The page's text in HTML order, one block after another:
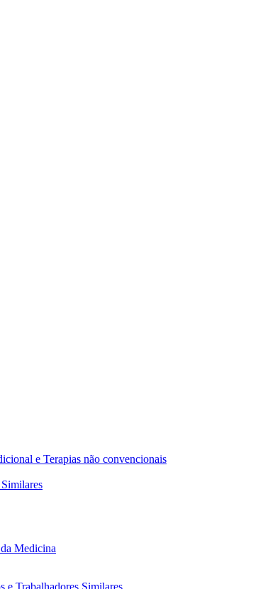
e Terapias não convencionais
Medicina
e Trabalhadores Similares